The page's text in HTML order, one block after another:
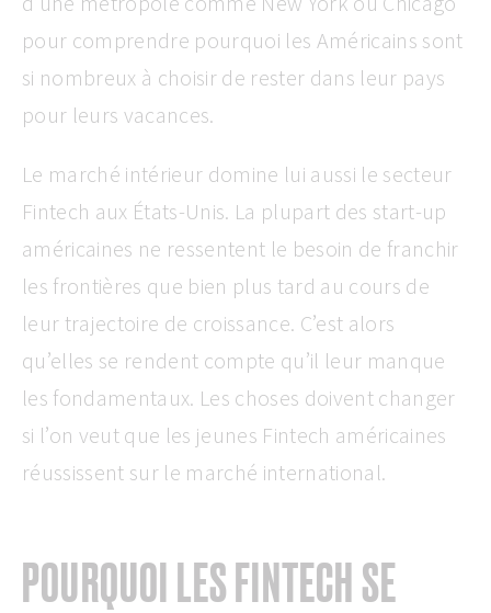
pour comprendre pourquoi les Américains sont
si nombreux à choisir de rester dans leur pays
pour leurs vacances.
Le marché intérieur domine lui aussi le secteur
Fintech aux États-Unis. La plupart des start-up
américaines ne ressentent le besoin de franchir
les frontières que bien plus tard au cours de
leur trajectoire de croissance. C’est alors
qu’elles se rendent compte qu’il leur manque
les fondamentaux. Les choses doivent changer
si l’on veut que les jeunes Fintech américaines
réussissent sur le marché international.
POURQUOI LES FINTECH SE